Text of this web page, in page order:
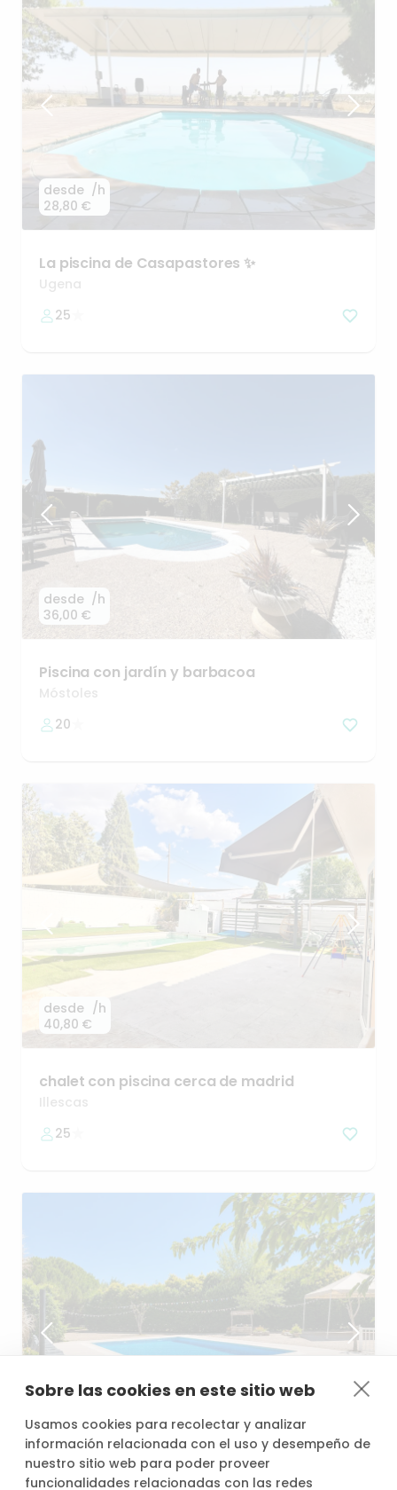
Sobre las cookies en este sitio web
Usamos cookies para recolectar y analizar
información relacionada con el uso y desempeño de
nuestro sitio web para poder proveer
funcionalidades relacionadas con las redes
desde
28,80 €
/h
La piscina de Casapastores ✨
Ugena
25
desde
36,00 €
/h
Piscina con jardín y barbacoa
Móstoles
20
desde
40,80 €
/h
chalet con piscina cerca de madrid
Illescas
25
desde
31,20 €
/h